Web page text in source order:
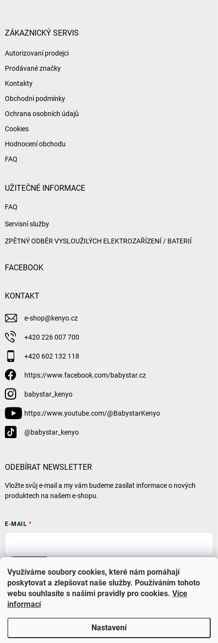
Využíváme soubory cookies, které nám pomáhají
poskytovat a zlepšovat naše služby. Používáním tohoto
webu souhlasíte s našimi pravidly pro cookies. Více
informací
Nastavení
ZÁKAZNICKÝ SERVIS
Autorizovaní prodejci
Prodávané značky
Kontakty
Obchodní podmínky
Ochrana osobních údajů
Cookies
Hodnocení obchodu
FAQ
UŽITEČNÉ INFORMACE
FAQ
Servisní služby
ZPĚTNÝ ODBĚR VYSLOUŽILÝCH ELEKTROZAŘÍZENÍ / BATERIÍ
FACEBOOK
KONTAKT
e-shop@kenyo.cz
+420 226 007 700
+420 602 132 118
https://www.facebook.com/babystar.cz
babystar_kenyo
https://www.youtube.com/@BabystarKenyo
@babystar_kenyo
ODEBÍRAT NEWSLETTER
Vložte svůj e-mail a my vám budeme zasílat informace o nových
produktech na našem e-shopu.
E-MAIL